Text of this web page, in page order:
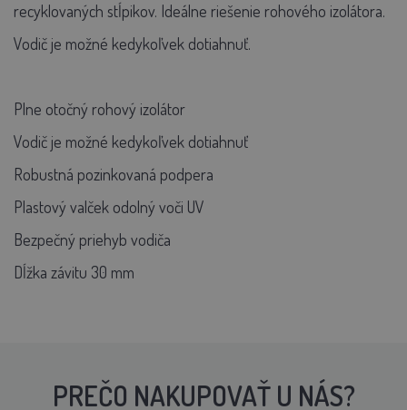
recyklovaných stĺpikov. Ideálne riešenie rohového izolátora.
Vodič je možné kedykoľvek dotiahnuť.
Plne otočný rohový izolátor
Vodič je možné kedykoľvek dotiahnuť
Robustná pozinkovaná podpera
Plastový valček odolný voči UV
Bezpečný priehyb vodiča
Dĺžka závitu 30 mm
PREČO NAKUPOVAŤ U NÁS?